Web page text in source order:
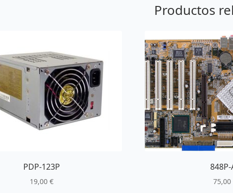
Productos
PDP-123P
19,00 €
848P-
75,00